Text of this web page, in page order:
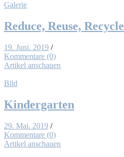
Galerie
Re­du­ce, Reu­se, Re­cy­cle
19. Juni. 2019 /
Kommentare (0)
Artikel anschauen
Bild
Kin­der­gar­ten
29. Mai. 2019 /
Kommentare (0)
Artikel anschauen